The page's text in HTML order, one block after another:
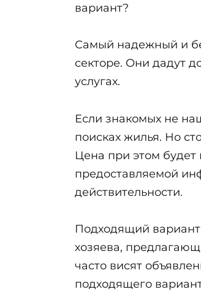
вариант?
Самый надежный и
секторе. Они дадут
услугах.
Если знакомых не
поисках жилья. Но
Цена при этом будет
предоставляемой
действительности.
Подходящий вариант
хозяева,
часто висят
подходящего